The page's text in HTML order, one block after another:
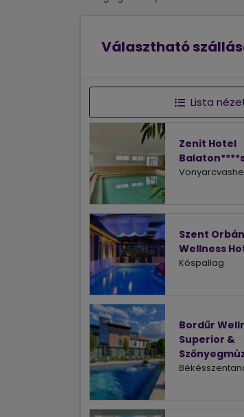
Választható
Lista
Zenit Hotel
Szent
Wellness
Kóspallag
Bordűr
Superior &